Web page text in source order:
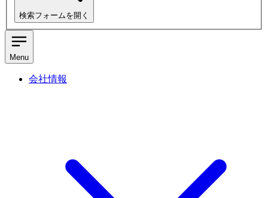
検索フォームを開く
Menu
会社情報